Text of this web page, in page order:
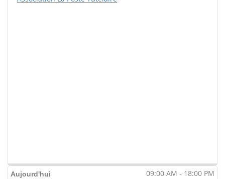
Aujourd'hui 09:00 AM - 18:00 PM